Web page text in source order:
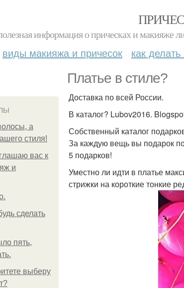
информация о прическах и макияже
виды макияжа и причесок как
Платье в стиле?
а
стиля!
вас к
и
сделать
пять,
выберу
Доставка по всей России.
В каталог? Lubov2016.
Собственный каталог
За каждую вещь вы подарок
5 подарков!
Уместно ли идти в платье
стрижки на короткие тонкие